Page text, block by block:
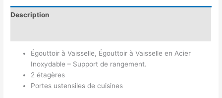
Description
Égouttoir à Vaisselle, Égouttoir à Vaisselle en Acier
Inoxydable – Support de rangement.
2 étagères
Portes ustensiles de cuisines